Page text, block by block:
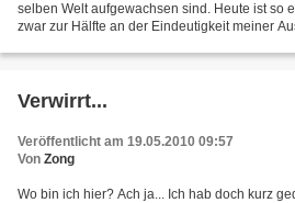
selben Welt aufgewachsen sind. Heute ist so
zwar zur Hälfte an der Eindeutigkeit meiner
Verwirrt...
Veröffentlicht am 19.05.2010 09:57
Von Zong
Wo bin ich hier? Ach ja... Ich hab doch kurz